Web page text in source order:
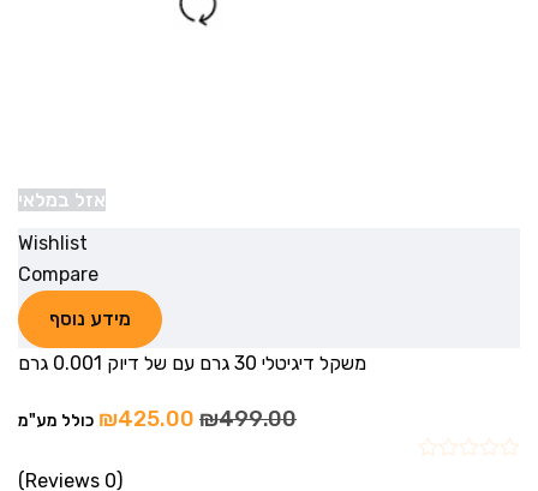
אזל במלאי
Wishlist
Compare
מידע נוסף
משקל דיגיטלי 30 גרם עם של דיוק 0.001 גרם
₪499.00
₪425.00 כולל מע"מ
(0 Reviews)